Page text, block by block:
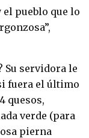
el pueblo que lo
Su servidora le
fuera el último
quesos,
verde (para
pierna